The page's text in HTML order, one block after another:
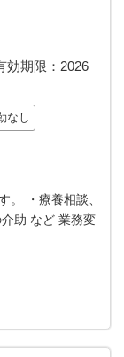
効期限： 2026
なし
。 ・療養相談、
助 など 業務変